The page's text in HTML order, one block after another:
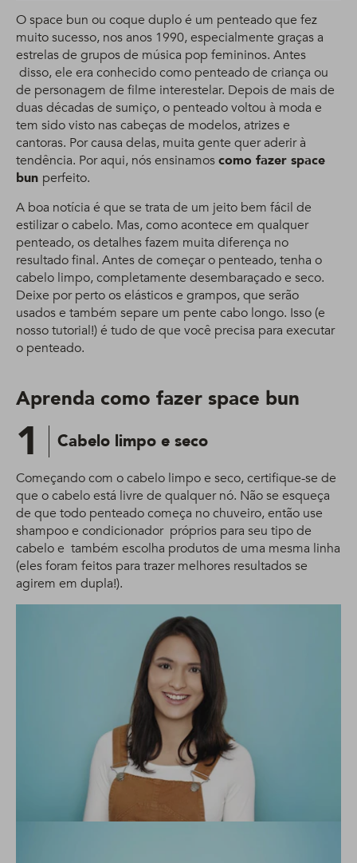
O space bun ou coque duplo é um penteado que fez
muito sucesso, nos anos 1990, especialmente graças a
estrelas de grupos de música pop femininos. Antes
disso, ele era conhecido como penteado de criança ou
de personagem de filme interestelar. Depois de mais de
duas décadas de sumiço, o penteado voltou à moda e
tem sido visto nas cabeças de modelos, atrizes e
cantoras. Por causa delas, muita gente quer aderir à
tendência. Por aqui, nós ensinamoscomo fazer space
bun perfeito.
A boa notícia é que se trata de um jeito bem fácil de
estilizar o cabelo. Mas, como acontece em qualquer
penteado, os detalhes fazem muita diferença no
resultado final. Antes de começar o penteado, tenha o
cabelo limpo, completamente desembaraçado e seco.
Deixe por perto os elásticos e grampos, que serão
usados e também separe um pente cabo longo. Isso (e
nosso tutorial!) é tudo de que você precisa para executar
o penteado.
Aprenda como fazer space bun
1 Cabelo limpo e seco
Começando com o cabelo limpo e seco, certifique-se de
que o cabelo está livre de qualquer nó. Não se esqueça
de que todo penteado começa no chuveiro, então use
shampoo e condicionador próprios para seu tipo de
cabelo e também escolha produtos de uma mesma linha
(eles foram feitos para trazer melhores resultados se
agirem em dupla!).